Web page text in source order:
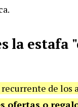
la estafa
de los